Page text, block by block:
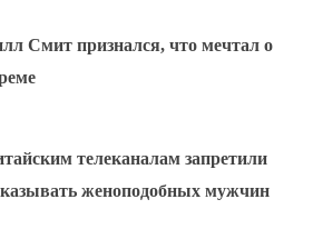
Смит признался, что мечтал о
телеканалам запретили
женоподобных мужчин